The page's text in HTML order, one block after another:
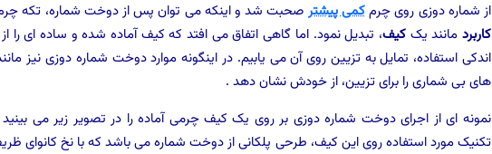
از شماره دوزی روی چرمکمی پیشتر صحبت شد و اینکه می توان پس از دوخت شماره، تکه
کاربرد مانند یککیف، تبدیل نمود. اما گاهی اتفاق می افتد که کیف آماده شده و ساده ای را
اندکی استفاده، تمایل به تزیین روی آن می یابیم. در اینگونه موارد دوخت شماره دوزی نیز
های بی شماری را برای تزیین، از خودش نشان دهد .
نمونه ای از اجرای دوخت شماره دوزی بر روی یک کیف چرمی آماده را در تصویر زیر می
تکنیک مورد استفاده روی این کیف، طرحی پلکانی از دوخت شماره می باشد که با نخ کانوای